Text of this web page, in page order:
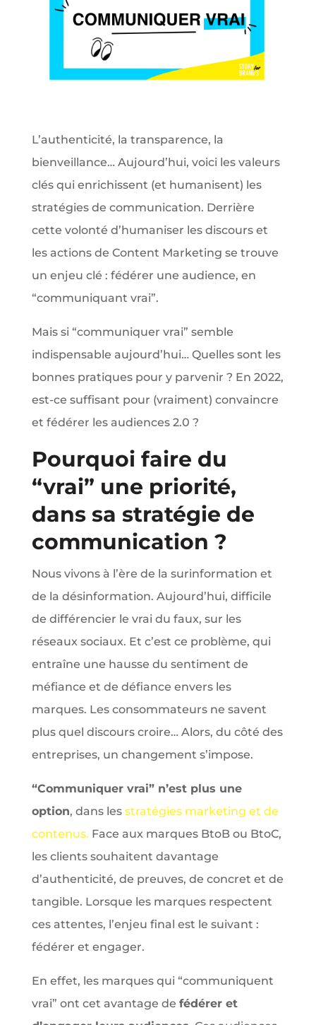
L’authenticité, la transparence, la
bienveillance… Aujourd’hui, voici les valeurs
clés qui enrichissent (et humanisent) les
stratégies de communication. Derrière
cette volonté d’humaniser les discours et
les actions de Content Marketing se trouve
un enjeu clé : fédérer une audience, en
“communiquant vrai”.
Mais si “communiquer vrai” semble
indispensable aujourd’hui… Quelles sont les
bonnes pratiques pour y parvenir ? En 2022,
est-ce suffisant pour (vraiment) convaincre
et fédérer les audiences 2.0 ?
Pourquoi faire du
“vrai” une priorité,
dans sa stratégie de
communication ?
Nous vivons à l’ère de la surinformation et
de la désinformation. Aujourd’hui, difficile
de différencier le vrai du faux, sur les
réseaux sociaux. Et c’est ce problème, qui
entraîne une hausse du sentiment de
méfiance et de défiance envers les
marques. Les consommateurs ne savent
plus quel discours croire… Alors, du côté des
entreprises, un changement s’impose.
“Communiquer vrai” n’est plus une
option, dans les stratégies marketing et de
contenus. Face aux marques BtoB ou BtoC,
les clients souhaitent davantage
d’authenticité, de preuves, de concret et de
tangible. Lorsque les marques respectent
ces attentes, l’enjeu final est le suivant :
fédérer et engager.
En effet, les marques qui “communiquent
vrai” ont cet avantage de fédérer et